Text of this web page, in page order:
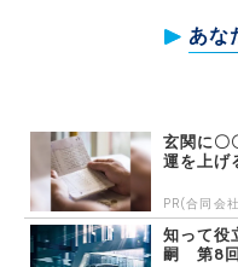
あな
玄関に〇
運を上げ
PR(合同会
知って役
嗣 第8回